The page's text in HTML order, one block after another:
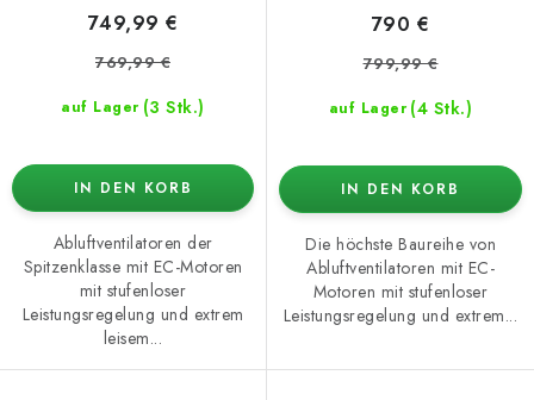
auf Lager (3 Stk.)
749,99 €
769,99 €
IN DEN KORB
Abluftventilatoren der
Spitzenklasse mit EC-Motoren
mit stufenloser
Leistungsregelung und extrem
leisem...
auf Lager (4 Stk.)
790 €
799,99 €
IN DEN KORB
Die höchste Baureihe von
Abluftventilatoren mit EC-
Motoren mit stufenloser
Leistungsregelung und extrem...